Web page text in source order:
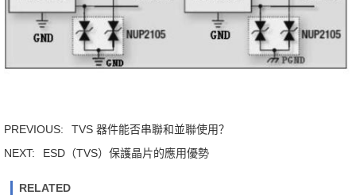
PREVIOUS:
TVS 器件能否串聯和並聯使用？
NEXT:
ESD（TVS）保護晶片的應用優勢
RELATED